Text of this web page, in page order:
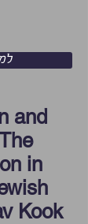
and
in
Kook